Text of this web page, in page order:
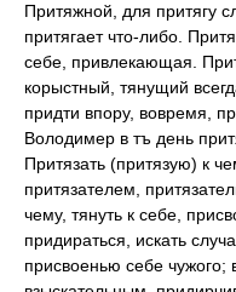
Притяжной, для притягу
притягает что-либо.
себе, привлекающая.
корыстный, тянущий
придти впору, вовремя,
Володимер в тъ день
Притязать (притязую) к
притязателем,
чему, тянуть к себе,
придираться, искать
присвоенью себе чужого;